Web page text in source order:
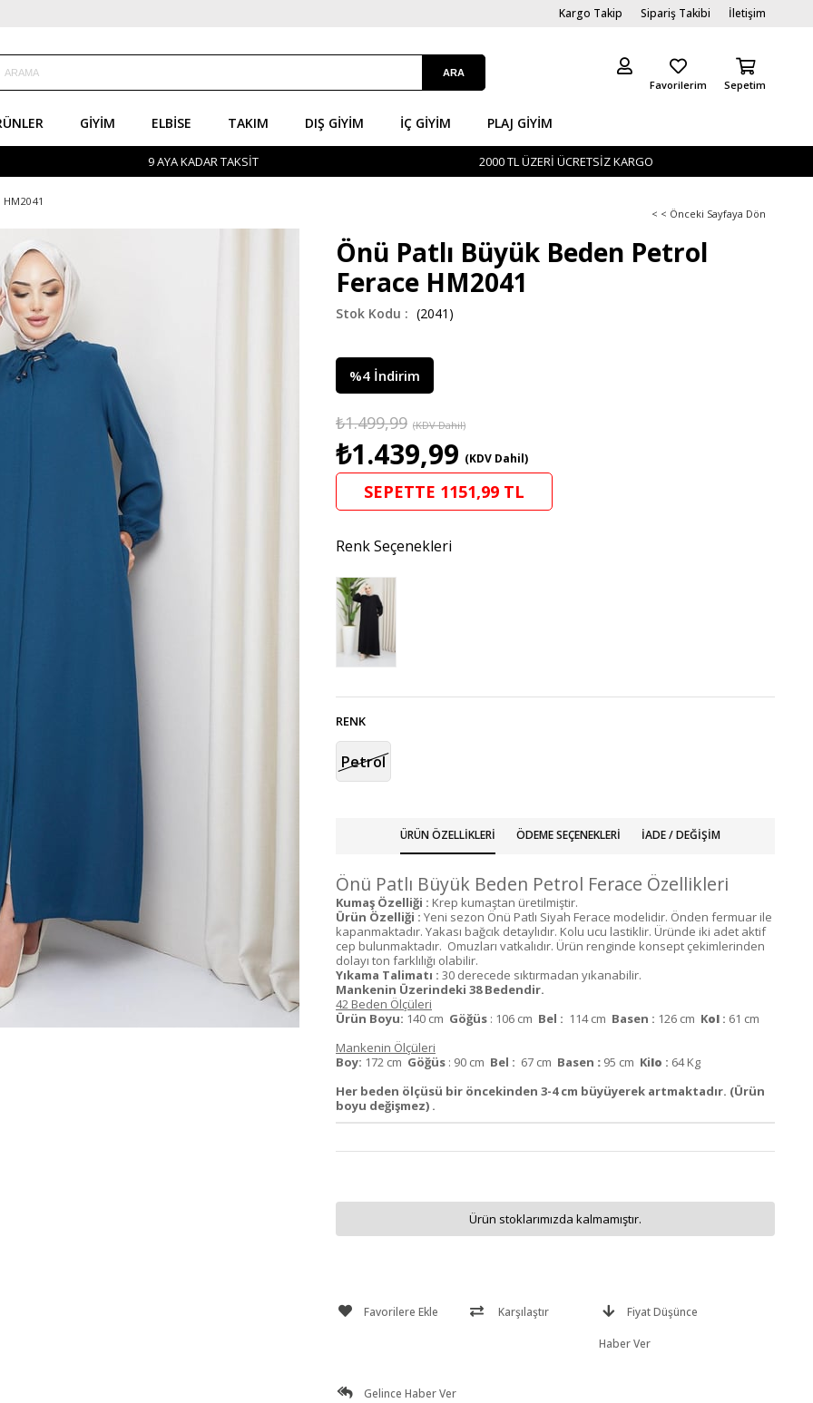
Kargo Takip Sipariş Takibi İletişim
Sepetim
Favorilerim
GIYIM ELBISE TAKIM DIŞ GIYIM İÇ GİYIM PLAJ GIYIM
9 AYA KADAR TAKSİT 2000 TL ÜZERİ ÜCRETSİZ KARGO
< < Önceki Sayfaya Dön
Önü Patlı Büyük Beden Petrol
Ferace HM2041
(2041)
%4 İndirim
₺1.499,99 (KDV Dahil)
₺1.439,99 (KDV Dahil)
SEPETTE 1151,99 TL
Renk Seçenekleri
RENK
Petrol
ÜRÜN ÖZELLIKLERI ÖDEME SEÇENEKLERI İADE / DEĞIŞIM
Önü Patlı Büyük Beden Petrol Ferace Özellikleri
Kumaş Özelliği : Krep kumaştan üretilmiştir.
Ürün Özelliği : Yeni sezon Önü Patlı Siyah Ferace modelidir. Önden fermuar ile
kapanmaktadır. Yakası bağcık detaylıdır. Kolu ucu lastiklir. Üründe iki adet aktif
cep bulunmaktadır. Omuzları vatkalıdır. Ürün renginde konsept çekimlerinden
dolayı ton farklılığı olabilir.
Yıkama Talimatı : 30 derecede sıktırmadan yıkanabilir.
Mankenin Üzerindeki 38 Bedendir.
42 Beden Ölçüleri
Ürün Boyu: 140 cm Göğüs : 106 cm Bel : 114 cm Basen : 126 cm Kol : 61 cm
Mankenin Ölçüleri
Boy: 172 cm Göğüs : 90 cm Bel : 67 cm Basen : 95 cm Kilo : 64 Kg
Her beden ölçüsü bir öncekinden 3-4 cm büyüyerek artmaktadır. (Ürün
boyu değişmez) .
Ürün stoklarımızda kalmamıştır.
Favorilere Ekle Karşılaştır Fiyat Düşünce
Haber Ver
Gelince Haber Ver